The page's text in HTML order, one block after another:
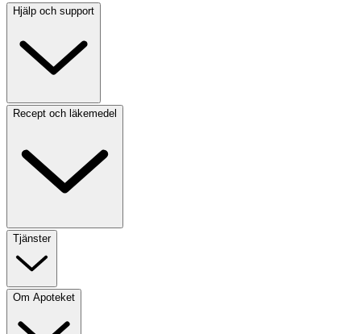
Hjälp och support
Recept och läkemedel
Tjänster
Om Apoteket